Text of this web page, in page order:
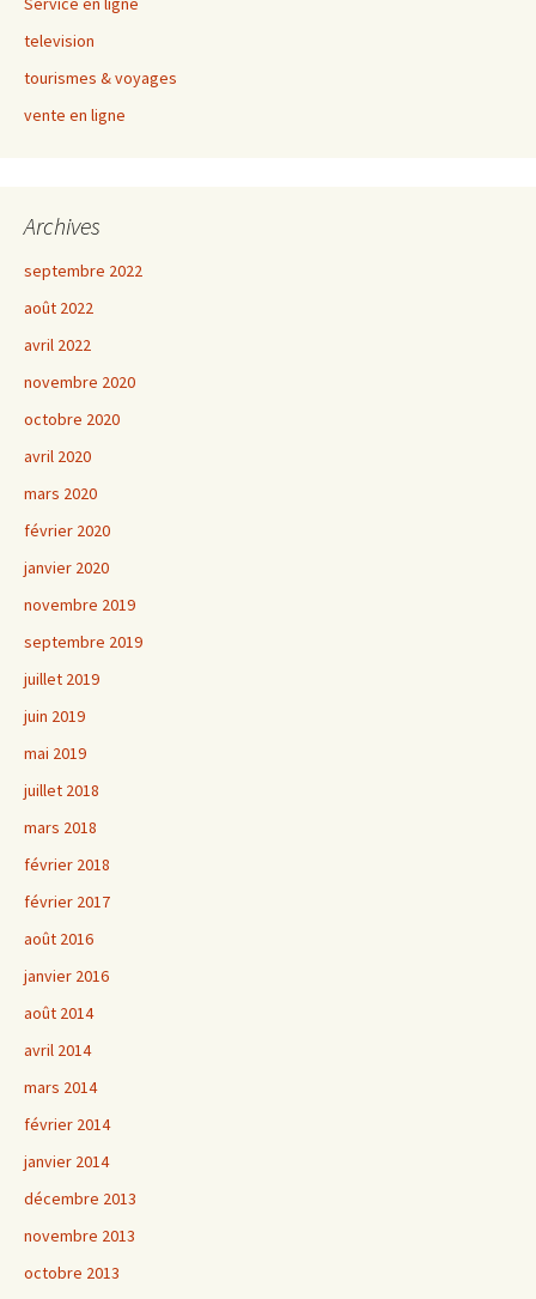
television
tourismes & voyages
vente en ligne
Archives
septembre 2022
août 2022
avril 2022
novembre 2020
octobre 2020
avril 2020
mars 2020
février 2020
janvier 2020
novembre 2019
septembre 2019
juillet 2019
juin 2019
mai 2019
juillet 2018
mars 2018
février 2018
février 2017
août 2016
janvier 2016
août 2014
avril 2014
mars 2014
février 2014
janvier 2014
décembre 2013
novembre 2013
octobre 2013